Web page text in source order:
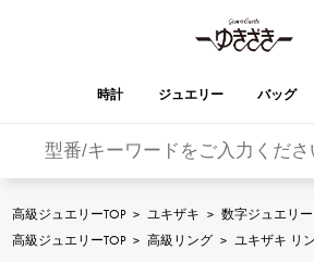
時計 ジュエリー バッグ
OMEGA
YUKIZAKI
ジュエリー
バーキン
ケリー
高級ジュエリーTOP > ユキザキ > 数字ジュエリー
高級ジュエリーTOP > 高級リング > ユキザキ リ